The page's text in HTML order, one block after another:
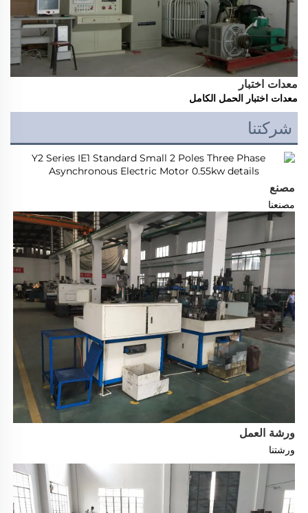
معدات اختبار
معدات اختبار الحمل الكامل
شركتنا
مصنع
مصنعنا
ورشة العمل
ورشتنا